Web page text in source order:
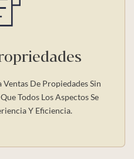
De Propiedades Sin
Todos Los Aspectos Se
Y Eficiencia.